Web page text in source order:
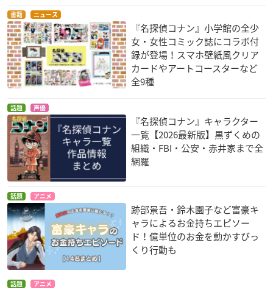
書籍 ニュース
『名探偵コナン』小学館の全少
女・女性コミック誌にコラボ付
録が登場！スマホ壁紙風クリア
カードやアートコースターなど
全9種
話題 声優
『名探偵コナン』キャラクター
一覧【2026最新版】黒ずくめの
組織・FBI・公安・赤井家まで全
網羅
話題 アニメ
跡部景吾・鈴木園子など富豪キ
ャラによるお金持ちエピソー
ド！億単位のお金を動かすびっ
くり行動も
話題 アニメ